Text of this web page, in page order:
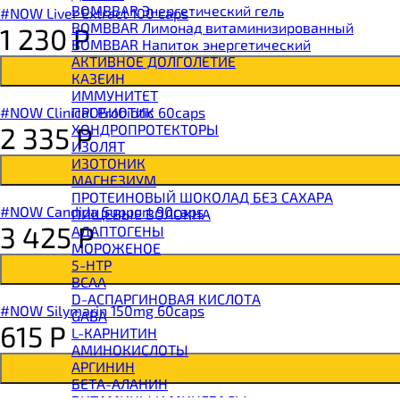
BOMBBAR Энергетический гель
BOMBBAR Лимонад витаминизированный
BOMBBAR Напиток энергетический
АКТИВНОЕ ДОЛГОЛЕТИЕ
КАЗЕИН
ИММУНИТЕТ
ПРОБИОТИК
ХОНДРОПРОТЕКТОРЫ
ИЗОЛЯТ
ИЗОТОНИК
МАГНЕЗИУМ
ПРОТЕИНОВЫЙ ШОКОЛАД БЕЗ САХАРА
ПИЩЕВЫЕ ВОЛОКНА
АДАПТОГЕНЫ
МОРОЖЕНОЕ
5-HTP
BCAA
D-АСПАРГИНОВАЯ КИСЛОТА
GABA
L-КАРНИТИН
АМИНОКИСЛОТЫ
АРГИНИН
БЕТА-АЛАНИН
#NOW Liver Extract 100 caps
1 230Р
#NOW Clinical Probiotic 60caps
2 335Р
#NOW Candida Support 90caps
3 425Р
#NOW Silymarin 150mg 60caps
615 Р